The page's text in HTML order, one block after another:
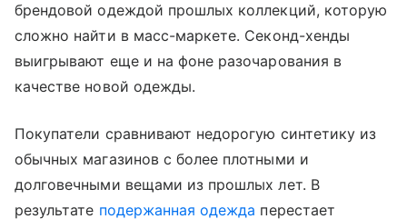
брендовой одеждой прошлых коллекций, которую
сложно найти в масс-маркете. Секонд-хенды
выигрывают еще и на фоне разочарования в
качестве новой одежды.
Покупатели сравнивают недорогую синтетику из
обычных магазинов с более плотными и
долговечными вещами из прошлых лет. В
результате подержанная одежда перестает